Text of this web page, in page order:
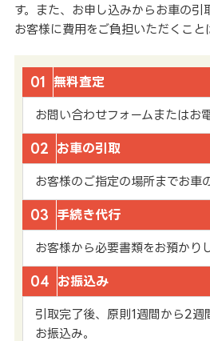
す。また、お申し込みからお車の引
お客様に費用をご負担いただくこと
01 無料査定
お問い合わせフォームまたはお
02 お車の引取
お客様のご指定の場所までお車
03 手続き代行
お客様から必要書類をお預かり
04 お振込み
引取完了後、原則1週間から2週
お振込み。